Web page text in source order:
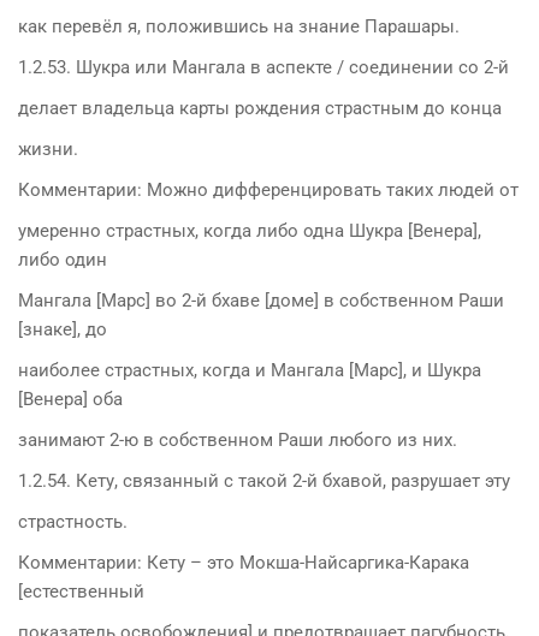
как перевёл я, положившись на знание Парашары.
1.2.53. Шукра или Мангала в аспекте / соединении со 2-й
делает владельца карты рождения страстным до конца
жизни.
Комментарии: Можно дифференцировать таких людей от
умеренно страстных, когда либо одна Шукра [Венера],
либо один
Мангала [Марс] во 2-й бхаве [доме] в собственном Раши
[знаке], до
наиболее страстных, когда и Мангала [Марс], и Шукра
[Венера] оба
занимают 2-ю в собственном Раши любого из них.
1.2.54. Кету, связанный с такой 2-й бхавой, разрушает эту
страстность.
Комментарии: Кету – это Мокша-Найсаргика-Карака
[естественный